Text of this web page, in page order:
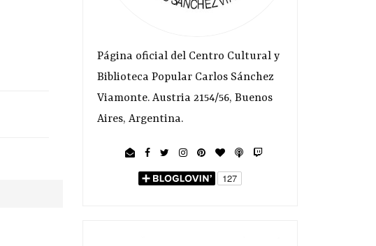
Página oficial del Centro Cultural y
Biblioteca Popular Carlos Sánchez
Viamonte. Austria 2154/56, Buenos
Aires, Argentina.